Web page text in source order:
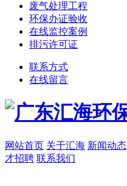
废气处理工程
环保办证验收
在线监控案例
排污许可证
联系方式
在线留言
网站首页 关于汇海 新闻动态
才招聘 联系我们